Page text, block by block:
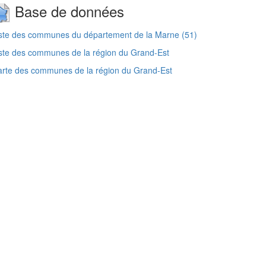
Base de données
des communes du département de la Marne (51)
des communes de la région du Grand-Est
des communes de la région du Grand-Est